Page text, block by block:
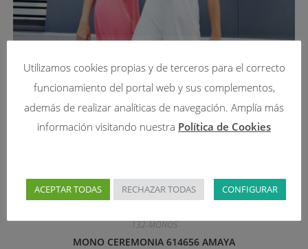
132-MONOS
MONO CEREMONIA 614656 AMAYA
Utilizamos cookies propias y de terceros para el correcto
funcionamiento del portal web y sus complementos,
además de realizar analíticas de navegación. Amplía más
información visitando nuestra Política de Cookies
ACEPTAR TODAS RECHAZAR TODAS CONFIGURAR